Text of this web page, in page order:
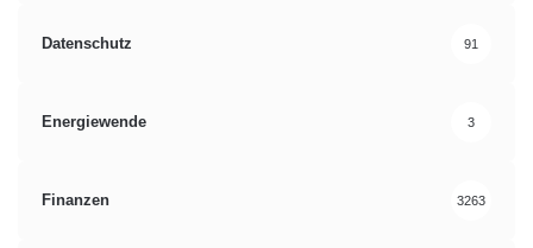
Datenschutz 91
Energiewende 3
Finanzen 3263